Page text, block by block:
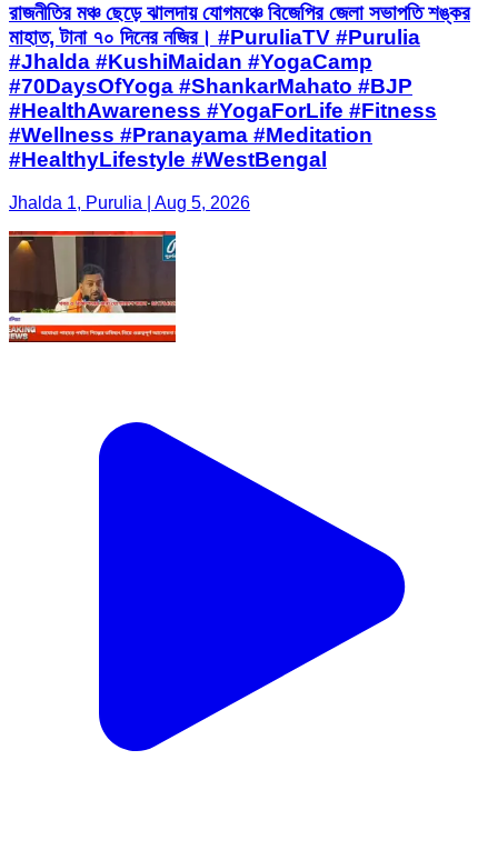
রাজনীতির মঞ্চ ছেড়ে ঝালদায় যোগমঞ্চে বিজেপির জেলা সভাপতি শঙ্কর
মাহাত, টানা ৭০ দিনের নজির। #PuruliaTV #Purulia
#Jhalda #KushiMaidan #YogaCamp
#70DaysOfYoga #ShankarMahato #BJP
#HealthAwareness #YogaForLife #Fitness
#Wellness #Pranayama #Meditation
#HealthyLifestyle #WestBengal
Jhalda 1, Purulia | Aug 5, 2026